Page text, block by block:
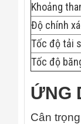
Khoảng
Độ chính
Tốc độ tải
Tốc độ
ỨNG
Cân